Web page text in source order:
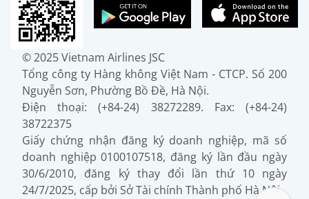
© 2025 Vietnam Airlines JSC
Tổng công ty Hàng không Việt Nam - CTCP. Số 200
Nguyễn Sơn, Phường Bồ Đề, Hà Nội.
Điện thoại: (+84-24) 38272289. Fax: (+84-24)
38722375
Giấy chứng nhận đăng ký doanh nghiệp, mã số
doanh nghiệp 0100107518, đăng ký lần đầu ngày
30/6/2010, đăng ký thay đổi lần thứ 10 ngày
24/7/2025, cấp bởi Sở Tài chính Thành phố Hà Nội.